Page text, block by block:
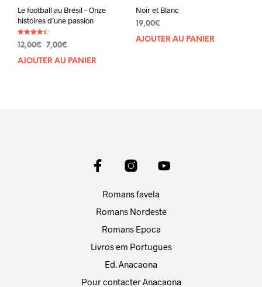
Le football au Brésil – Onze
histoires d’une passion
Note
4.33
12,00€ Le
prix
7,00€
prix
AJOUTER AU PANIER
Noir et Blanc
19,00€
AJOUTER AU PANIER
Romans favela
Romans Nordeste
Romans Epoca
Livros em Portugues
Ed. Anacaona
Pour contacter Anacaona